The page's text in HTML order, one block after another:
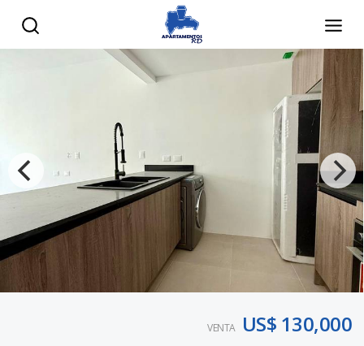
VENTA US$ 130,000